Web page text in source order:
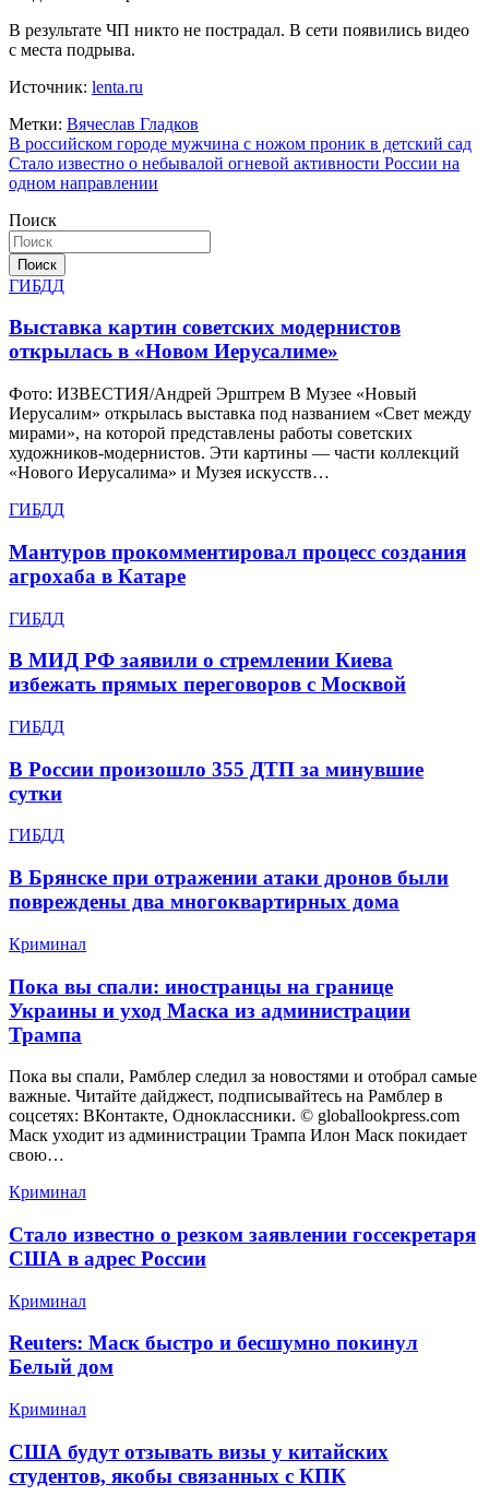
В результате ЧП никто не пострадал. В сети появились видео
с места подрыва.
Источник: lenta.ru
Метки: Вячеслав Гладков
Навигация
по
В российском городе мужчина с ножом проник в детский сад
Стало известно о небывалой огневой активности России на
одном направлении
Поиск
Поиск
ГИБДД
Выставка картин советских модернистов
открылась в «Новом Иерусалиме»
Фото: ИЗВЕСТИЯ/Андрей Эрштрем В Музее «Новый
Иерусалим» открылась выставка под названием «Свет между
мирами», на которой представлены работы советских
художников-модернистов. Эти картины — части коллекций
«Нового Иерусалима» и Музея искусств…
ГИБДД
Мантуров прокомментировал процесс создания
агрохаба в Катаре
ГИБДД
В МИД РФ заявили о стремлении Киева
избежать прямых переговоров с Москвой
ГИБДД
В России произошло 355 ДТП за минувшие
сутки
ГИБДД
В Брянске при отражении атаки дронов были
повреждены два многоквартирных дома
Криминал
Пока вы спали: иностранцы на границе
Украины и уход Маска из администрации
Трампа
Пока вы спали, Рамблер следил за новостями и отобрал самые
важные. Читайте дайджест, подписывайтесь на Рамблер в
соцсетях: ВКонтакте, Одноклассники. © globallookpress.com
Маск уходит из администрации Трампа Илон Маск покидает
свою…
Криминал
Стало известно о резком заявлении госсекретаря
США в адрес России
Криминал
Reuters: Маск быстро и бесшумно покинул
Белый дом
Криминал
США будут отзывать визы у китайских
студентов, якобы связанных с КПК